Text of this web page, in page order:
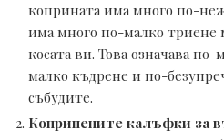
коприната има много по-
има много по-малко триене
косата ви. Това означава
малко къдрене и по-
събудите.
Копринените калъфки за